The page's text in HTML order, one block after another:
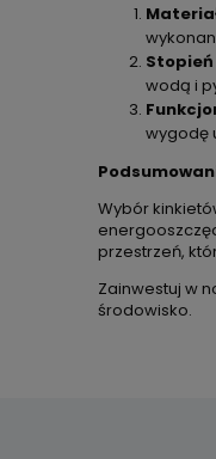
Stopień
wodą i
wygodę
Wybór
przestrzeń,
Zainwestuj w
środowisko.